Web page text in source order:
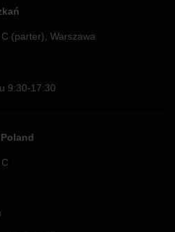
(parter), Warszawa
9:30-17:30